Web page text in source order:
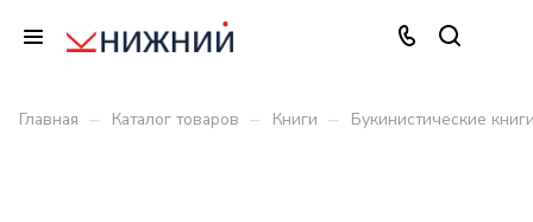
Главная – Каталог товаров – Книги – Букинистические